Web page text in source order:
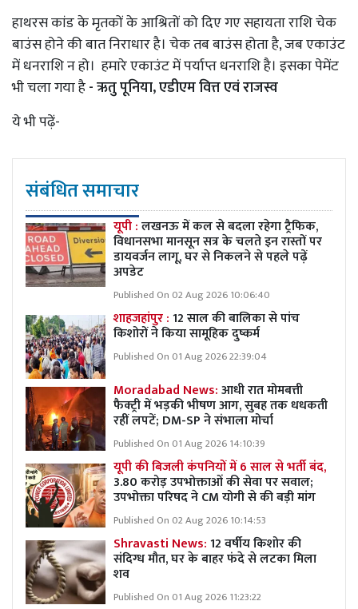
हाथरस कांड के मृतकों के आश्रितों को दिए गए सहायता राशि चेक
बाउंस होने की बात निराधार है। चेक तब बाउंस होता है, जब एकाउंट
में धनराशि न हो। हमारे एकाउंट में पर्याप्त धनराशि है। इसका पेमेंट
भी चला गया है- ऋतु पूनिया, एडीएम वित्त एवं राजस्व
ये भी पढ़ें-
संबंधित समाचार
यूपी :लखनऊ में कल से बदला रहेगा ट्रैफिक,
विधानसभा मानसून सत्र के चलते इन रास्तों पर
डायवर्जन लागू, घर से निकलने से पहले पढ़ें
अपडेट
Published On 02 Aug 2026 10:06:40
शाहजहांपुर :12 साल की बालिका से पांच
किशोरों ने किया सामूहिक दुष्कर्म
Published On 01 Aug 2026 22:39:04
Moradabad News:आधी रात मोमबत्ती
फैक्ट्री में भड़की भीषण आग, सुबह तक धधकती
रहीं लपटें; DM-SP ने संभाला मोर्चा
Published On 01 Aug 2026 14:10:39
यूपी की बिजली कंपनियों में 6 साल से भर्ती बंद,
3.80 करोड़ उपभोक्ताओं की सेवा पर सवाल;
उपभोक्ता परिषद ने CM योगी से की बड़ी मांग
Published On 02 Aug 2026 10:14:53
Shravasti News:12 वर्षीय किशोर की
संदिग्ध मौत, घर के बाहर फंदे से लटका मिला
शव
Published On 01 Aug 2026 11:23:22